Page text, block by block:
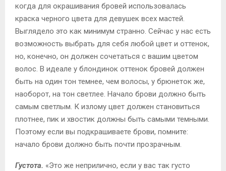
когда для окрашивания бровей использовалась
краска черного цвета для девушек всех мастей.
Выглядело это как минимум странно. Сейчас у нас есть
возможность выбрать для себя любой цвет и оттенок,
но, конечно, он должен сочетаться с вашим цветом
волос. В идеале у блондинок оттенок бровей должен
быть на один тон темнее, чем волосы, у брюнеток же,
наоборот, на тон светлее. Начало брови должно быть
самым светлым. К излому цвет должен становиться
плотнее, пик и хвостик должны быть самыми темными.
Поэтому если вы подкрашиваете брови, помните:
начало брови должно быть почти прозрачным.
Густота. «Это же неприлично, если у вас так густо